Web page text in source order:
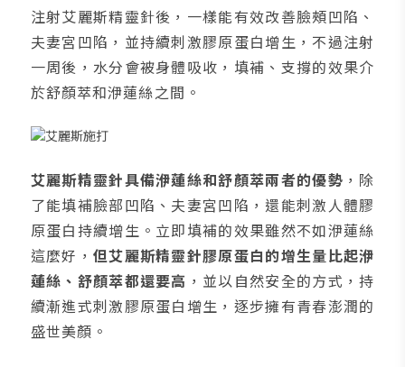
注射艾麗斯精靈針後，一樣能有效改善臉頰凹陷、
夫妻宮凹陷，並持續刺激膠原蛋白增生，不過注射
一周後，水分會被身體吸收，填補、支撐的效果介
於舒顏萃和洢蓮絲之間。
艾麗斯精靈針具備洢蓮絲和舒顏萃兩者的優勢 ，除
了能填補臉部凹陷、夫妻宮凹陷，還能刺激人體膠
原蛋白持續增生。立即填補的效果雖然不如洢蓮絲
這麼好， 但艾麗斯精靈針膠原蛋白的增生量比起洢
蓮絲、舒顏萃都還要高 ，並以自然安全的方式，持
續漸進式刺激膠原蛋白增生，逐步擁有青春澎潤的
盛世美顏。